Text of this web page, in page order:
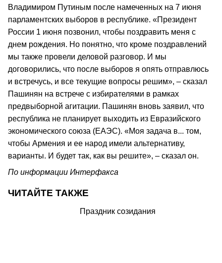
Владимиром Путиным после намеченных на 7 июня
парламентских выборов в республике. «Президент
России 1 июня позвонил, чтобы поздравить меня с
днем рождения. Но понятно, что кроме поздравлений
мы также провели деловой разговор. И мы
договорились, что после выборов я опять отправлюсь
и встречусь, и все текущие вопросы решим», – сказал
Пашинян на встрече с избирателями в рамках
предвыборной агитации. Пашинян вновь заявил, что
республика не планирует выходить из Евразийского
экономического союза (ЕАЭС). «Моя задача в... том,
чтобы Армения и ее народ имели альтернативу,
варианты. И будет так, как вы решите», – сказал он.
По информации Интерфакса
ЧИТАЙТЕ ТАКЖЕ
Праздник созидания